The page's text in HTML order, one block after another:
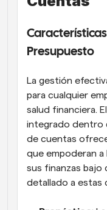
Presupuesto
La gestión
para cualquier
salud financiera.
integrado dentro
de cuentas
que empoderan a
sus finanzas bajo
detallado a estas